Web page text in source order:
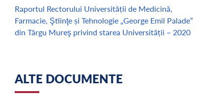
Raportul Rectorului Universității de Medicină,
Farmacie, Ştiinţe și Tehnologie „George Emil Palade”
din Târgu Mureş privind starea Universității – 2020
ALTE DOCUMENTE